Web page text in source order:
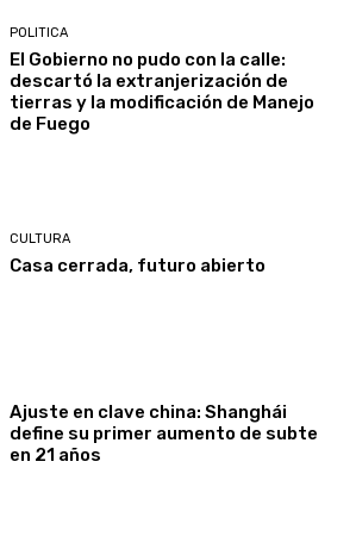
POLITICA
El Gobierno no pudo con la calle:
descartó la extranjerización de
tierras y la modificación de Manejo
de Fuego
CULTURA
Casa cerrada, futuro abierto
Ajuste en clave china: Shanghái
define su primer aumento de subte
en 21 años